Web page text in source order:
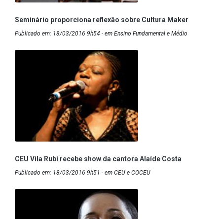
Seminário proporciona reflexão sobre Cultura Maker
Publicado em: 18/03/2016 9h54 - em Ensino Fundamental e Médio
CEU Vila Rubi recebe show da cantora Alaíde Costa
Publicado em: 18/03/2016 9h51 - em CEU e COCEU